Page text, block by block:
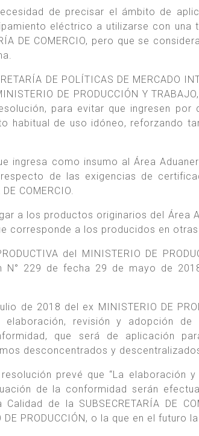
de precisar el ámbito de
eléctrico a utilizarse con una
DE COMERCIO, pero que se
DE POLÍTICAS DE MERCADO
DE PRODUCCIÓN Y
para evitar que ingresen por
habitual de uso idóneo, reforzando
ingresa como insumo al Área
de las exigencias de
COMERCIO.
a los productos originarios del Área
corresponde a los producidos en
del MINISTERIO DE
229 de fecha 29 de mayo de
de 2018 del ex MINISTERIO DE
revisión y adopción de
que será de aplicación
desconcentrados y
prevé que “La elaboración
de la conformidad serán
de la SUBSECRETARÍA DE
DE PRODUCCIÓN, o la que en el futuro